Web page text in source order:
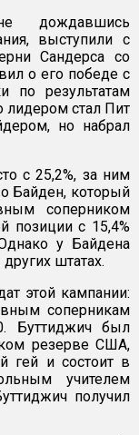
дождавшись
выступили с
Сандерса со
о его победе с
по результатам
лидером стал Пит
но набрал
с 25,2%, за ним
Байден, который
соперником
позиции с 15,4%
у Байдена
штатах.
этой кампании:
соперникам
Буттиджич был
резерве США,
гей и состоит в
учителем
получил